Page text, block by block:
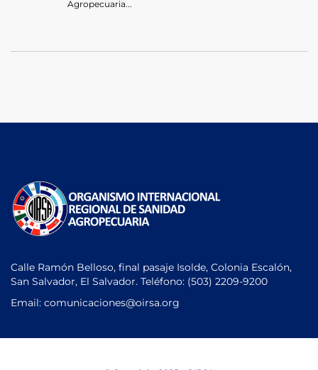
Agropecuaria...
Calle Ramón Belloso, final pasaje Isolde, Colonia Escalón,
San Salvador, El Salvador. Teléfono: (503) 2209-9200
Email: comunicaciones@oirsa.org